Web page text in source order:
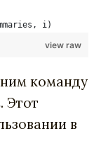
i)
view raw
команду
. Этот
в